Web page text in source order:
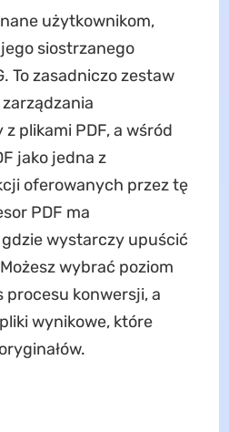
użytkownikom,
siostrzanego
To zasadniczo zestaw
plikami PDF, a wśród
jako jedna z
oferowanych przez tę
PDF ma
wystarczy upuścić
wybrać poziom
procesu konwersji, a
wynikowe, które